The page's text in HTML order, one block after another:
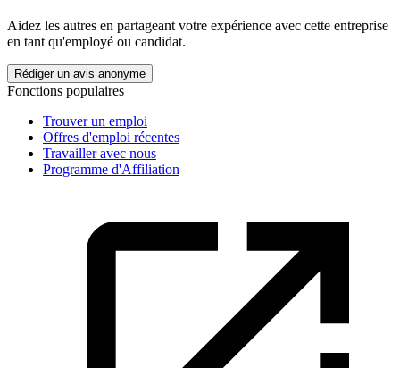
Aidez les autres en partageant votre expérience avec cette entreprise
en tant qu'employé ou candidat.
Rédiger un avis anonyme
Fonctions populaires
Trouver un emploi
Offres d'emploi récentes
Travailler avec nous
Programme d'Affiliation